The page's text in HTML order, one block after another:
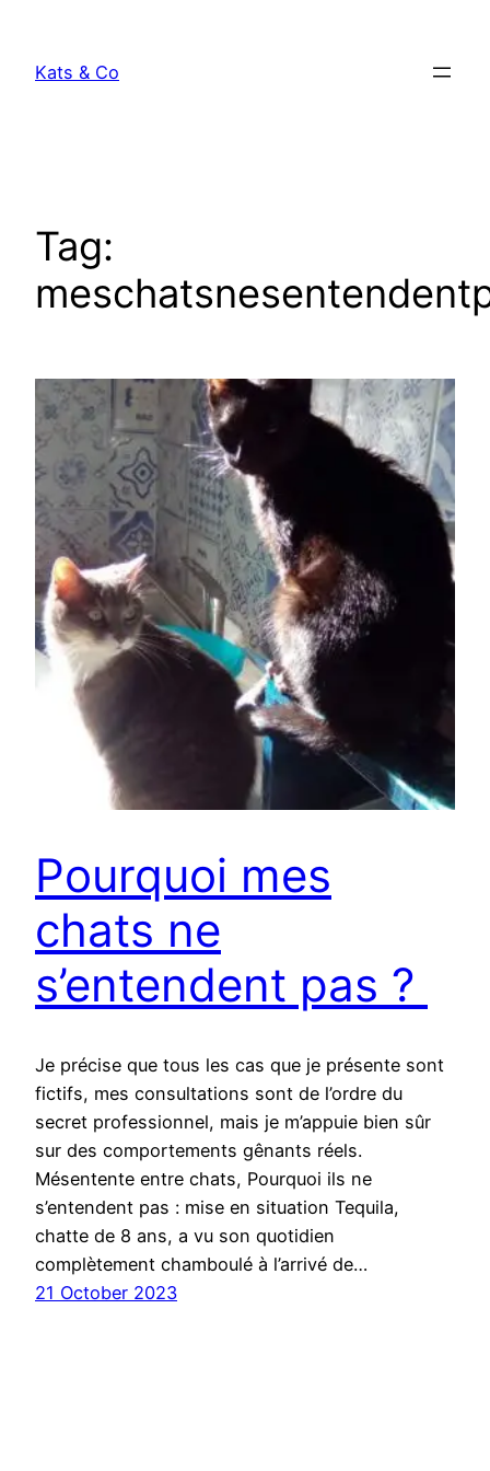
content
Kats & Co
Tag:
Pourquoi mes
chats ne
s’entendent pas ?
Je précise que tous les cas que je présente sont
fictifs, mes consultations sont de l’ordre du
secret professionnel, mais je m’appuie bien sûr
sur des comportements gênants réels.
Mésentente entre chats, Pourquoi ils ne
s’entendent pas : mise en situation Tequila,
chatte de 8 ans, a vu son quotidien
complètement chamboulé à l’arrivé de…
21 October 2023